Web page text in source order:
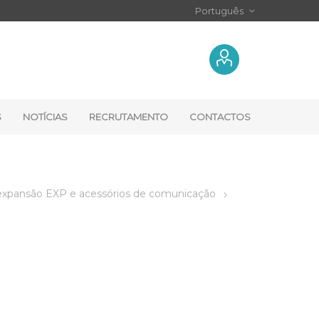
NOTÍCIAS RECRUTAMENTO CONTACTOS
EXP e acessórios de comunicação